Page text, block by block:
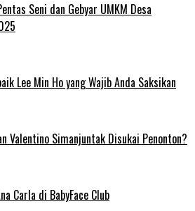
Seni dan Gebyar UMKM Desa
Lee Min Ho yang Wajib Anda Saksikan
Valentino Simanjuntak Disukai Penonton?
Carla di BabyFace Club